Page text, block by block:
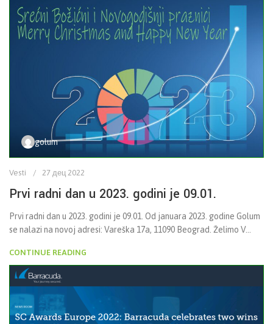
golum
Vesti 27 дец 2022
Prvi radni dan u 2023. godini je 09.01.
Prvi radni dan u 2023. godini je 09.01. Od januara 2023. godine Golum
se nalazi na novoj adresi: Vareška 17a, 11090 Beograd. Želimo V...
CONTINUE READING